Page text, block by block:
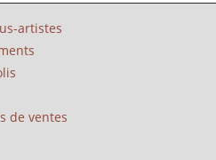
artistes
de ventes